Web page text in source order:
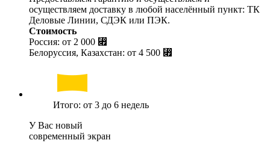
осуществляем доставку в любой населённый пункт: ТК
Деловые Линии, СДЭК или ПЭК.
Стоимость
Россия: от 2 000 ⃏
Белоруссия, Казахстан: от 4 500 ⃏
Итого: от 3 до 6 недель
У Вас новый
современный экран